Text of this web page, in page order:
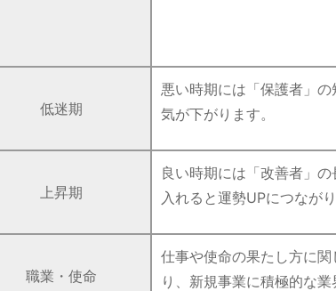
低迷期
悪い時期には「保護者」
気が下がります。
上昇期
良い時期には「改善者」
入れると運勢UPにつながり
職業・使命
仕事や使命の果たし方に
り、新規事業に積極的な